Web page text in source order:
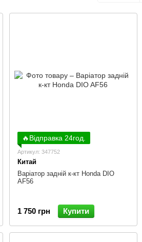
🔥Відправка 24год.
Артикул: 347752
Китай
Варіатор задній к-кт Honda DIO
AF56
1 750 грн Купити